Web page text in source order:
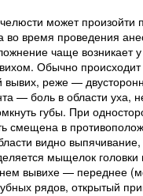
может произойти
во время проведения
чаще возникает
Обычно
вывих, реже —
— боль в области уха,
губы. При
смещена в
видно
мыщелок
вывихе — переднее
рядов, открытый